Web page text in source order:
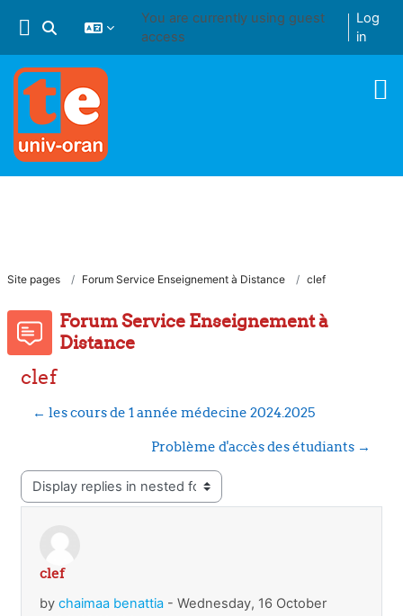
Toggle search input
You are currently using guest
access
Log
in
Site pages Forum Service Enseignement à Distance clef
Forum Service Enseignement à
Distance
clef
← les cours de 1 année médecine 2024.2025
Problème d'accès des étudiants →
Display mode
clef
by chaimaa benattia - Wednesday, 16 October
Number of replies: 1